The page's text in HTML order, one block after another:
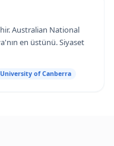
Australian National
en üstünü. Siyaset
University of Canberra